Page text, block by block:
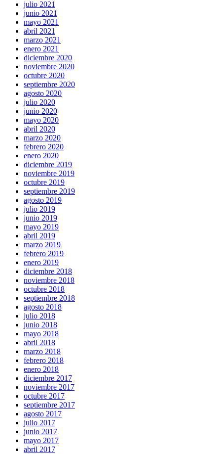
julio 2021
junio 2021
mayo 2021
abril 2021
marzo 2021
enero 2021
diciembre 2020
noviembre 2020
octubre 2020
septiembre 2020
agosto 2020
julio 2020
junio 2020
mayo 2020
abril 2020
marzo 2020
febrero 2020
enero 2020
diciembre 2019
noviembre 2019
octubre 2019
septiembre 2019
agosto 2019
julio 2019
junio 2019
mayo 2019
abril 2019
marzo 2019
febrero 2019
enero 2019
diciembre 2018
noviembre 2018
octubre 2018
septiembre 2018
agosto 2018
julio 2018
junio 2018
mayo 2018
abril 2018
marzo 2018
febrero 2018
enero 2018
diciembre 2017
noviembre 2017
octubre 2017
septiembre 2017
agosto 2017
julio 2017
junio 2017
mayo 2017
abril 2017